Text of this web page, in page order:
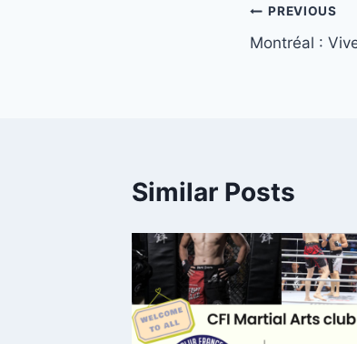
Post
PREVIOUS
Montréal :
Similar Posts